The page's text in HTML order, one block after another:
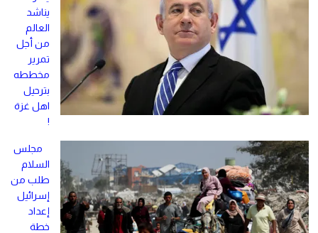
يناشد
العالم
من أجل
تمرير
مخططه
بترحيل
اهل غزة
!
مجلس
السلام
طلب من
إسرائيل
إعداد
خطة